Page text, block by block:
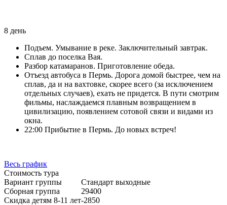
8 день
Подъем. Умывание в реке. Заключительный завтрак.
Сплав до поселка Вая.
Разбор катамаранов. Приготовление обеда.
Отъезд автобуса в Пермь. Дорога домой быстрее, чем на
сплав, да и на вахтовке, скорее всего (за исключением
отдельных случаев), ехать не придется. В пути смотрим
фильмы, наслаждаемся плавным возвращением в
цивилизацию, появлением сотовой связи и видами из
окна.
22:00 Прибытие в Пермь. До новых встреч!
Весь график
Стоимость тура
Вариант группы
Стандарт выходные
Сборная группа
29400
Скидка детям 8-11 лет-2850